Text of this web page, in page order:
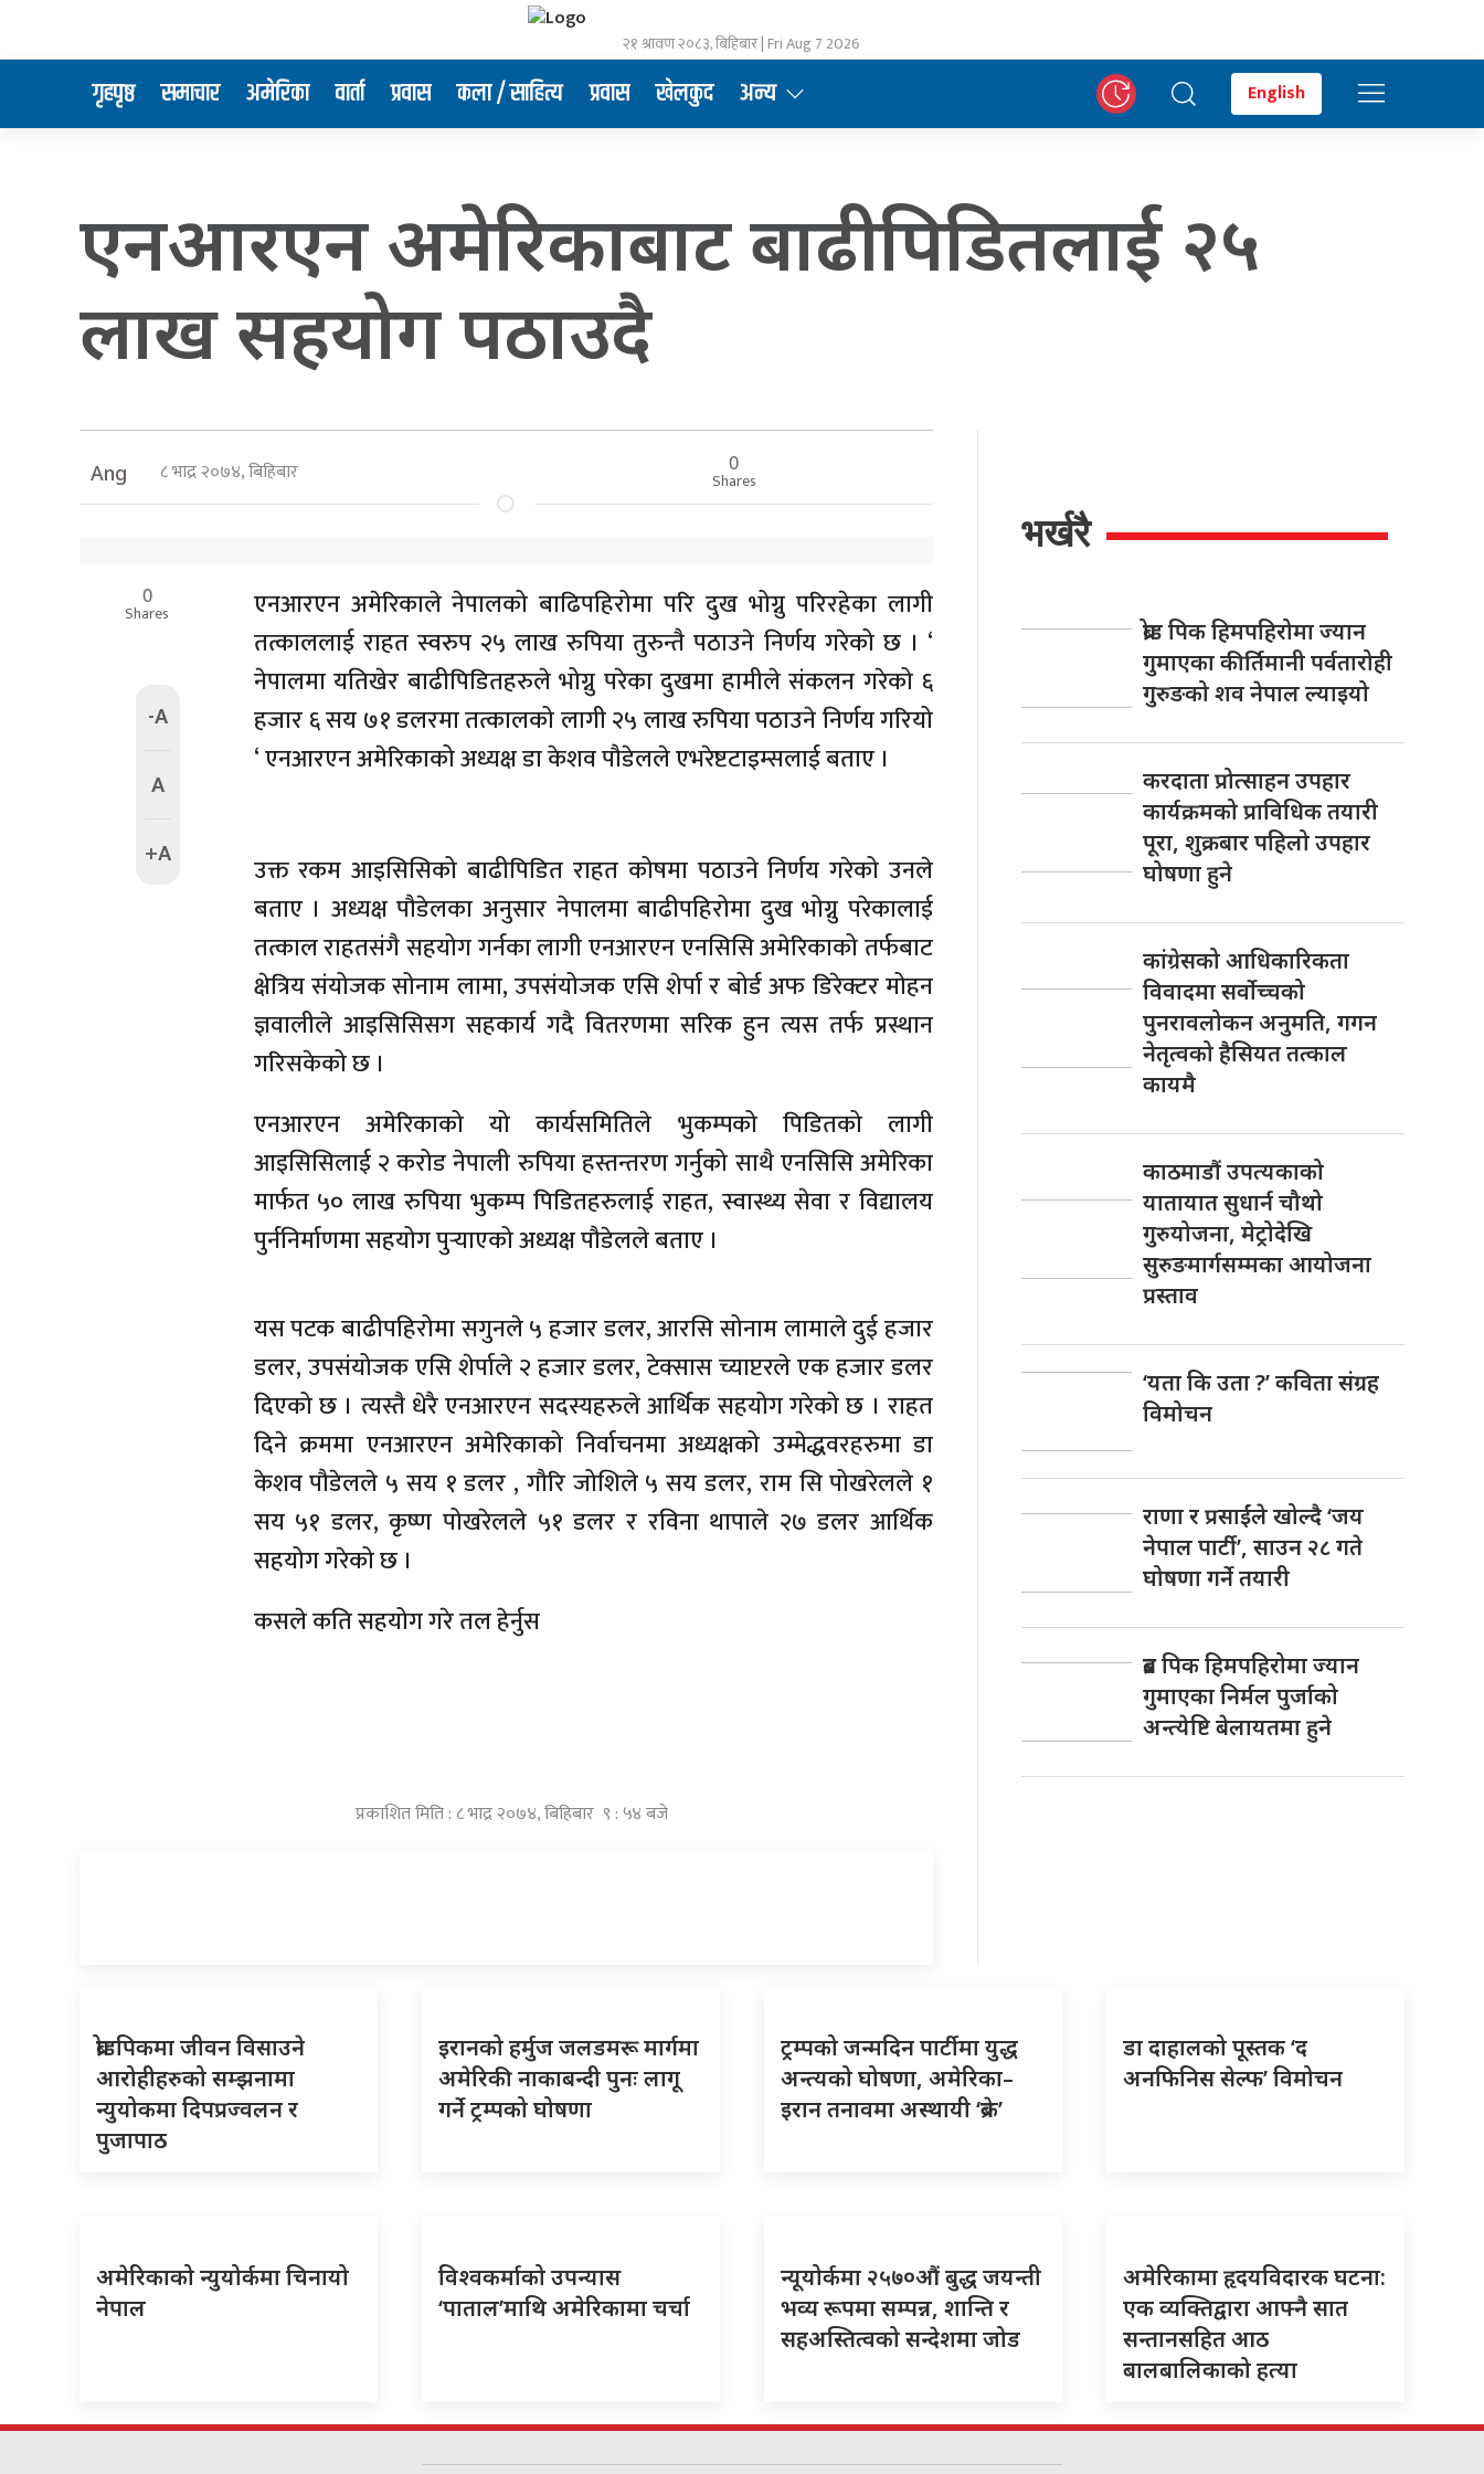
२१ श्रावण २०८३, बिहिबार | Fri Aug 7 2026
गृहपृष्ठ समाचार अमेरिका वार्ता प्रवास कला / साहित्य प्रवास खेलकुद अन्य English
एनआरएन अमेरिकाबाट बाढीपिडितलाई २५
लाख सहयोग पठाउदै
Ang ८ भाद्र २०७४, बिहिबार 0
Shares
0
Shares
-A
A
+A
एनआरएन अमेरिकाले नेपालको बाढिपहिरोमा परि दुख भोग्नु परिरहेका लागी
तत्काललाई राहत स्वरुप २५ लाख रुपिया तुरुन्तै पठाउने निर्णय गरेको छ । ‘
नेपालमा यतिखेर बाढीपिडितहरुले भोग्नु परेका दुखमा हामीले संकलन गरेको ६
हजार ६ सय ७१ डलरमा तत्कालको लागी २५ लाख रुपिया पठाउने निर्णय गरियो
‘ एनआरएन अमेरिकाको अध्यक्ष डा केशव पौडेलले एभरेष्टटाइम्सलाई बताए ।
उक्त रकम आइसिसिको बाढीपिडित राहत कोषमा पठाउने निर्णय गरेको उनले
बताए । अध्यक्ष पौडेलका अनुसार नेपालमा बाढीपहिरोमा दुख भोग्नु परेकालाई
तत्काल राहतसंगै सहयोग गर्नका लागी एनआरएन एनसिसि अमेरिकाको तर्फबाट
क्षेत्रिय संयोजक सोनाम लामा, उपसंयोजक एसि शेर्पा र बोर्ड अफ डिरेक्टर मोहन
ज्ञवालीले आइसिसिसग सहकार्य गदै वितरणमा सरिक हुन त्यस तर्फ प्रस्थान
गरिसकेको छ ।
एनआरएन अमेरिकाको यो कार्यसमितिले भुकम्पको पिडितको लागी
आइसिसिलाई २ करोड नेपाली रुपिया हस्तन्तरण गर्नुको साथै एनसिसि अमेरिका
मार्फत ५० लाख रुपिया भुकम्प पिडितहरुलाई राहत, स्वास्थ्य सेवा र विद्यालय
पुर्ननिर्माणमा सहयोग पुर्‍याएको अध्यक्ष पौडेलले बताए ।
यस पटक बाढीपहिरोमा सगुनले ५ हजार डलर, आरसि सोनाम लामाले दुई हजार
डलर, उपसंयोजक एसि शेर्पाले २ हजार डलर, टेक्सास च्याप्टरले एक हजार डलर
दिएको छ । त्यस्तै धेरै एनआरएन सदस्यहरुले आर्थिक सहयोग गरेको छ । राहत
दिने क्रममा एनआरएन अमेरिकाको निर्वाचनमा अध्यक्षको उम्मेद्धवरहरुमा डा
केशव पौडेलले ५ सय १ डलर , गौरि जोशिले ५ सय डलर, राम सि पोखरेलले १
सय ५१ डलर, कृष्ण पोखरेलले ५१ डलर र रविना थापाले २७ डलर आर्थिक
सहयोग गरेको छ ।
कसले कति सहयोग गरे तल हेर्नुस
प्रकाशित मिति : ८ भाद्र २०७४, बिहिबार ९ : ५४ बजे
भर्खरै
ब्रोड पिक हिमपहिरोमा ज्यान
गुमाएका कीर्तिमानी पर्वतारोही
गुरुङको शव नेपाल ल्याइयो
करदाता प्रोत्साहन उपहार
कार्यक्रमको प्राविधिक तयारी
पूरा, शुक्रबार पहिलो उपहार
घोषणा हुने
कांग्रेसको आधिकारिकता
विवादमा सर्वोच्चको
पुनरावलोकन अनुमति, गगन
नेतृत्वको हैसियत तत्काल
कायमै
काठमाडौं उपत्यकाको
यातायात सुधार्न चौथो
गुरुयोजना, मेट्रोदेखि
सुरुङमार्गसम्मका आयोजना
प्रस्ताव
‘यता कि उता ?’ कविता संग्रह
विमोचन
राणा र प्रसाईंले खोल्दै ‘जय
नेपाल पार्टी’, साउन २८ गते
घोषणा गर्ने तयारी
ब्रड पिक हिमपहिरोमा ज्यान
गुमाएका निर्मल पुर्जाको
अन्त्येष्टि बेलायतमा हुने
ब्रोडपिकमा जीवन विसाउने
आरोहीहरुको सम्झनामा
न्युयोकमा दिपप्रज्वलन र
पुजापाठ
इरानको हर्मुज जलडमरू मार्गमा
अमेरिकी नाकाबन्दी पुनः लागू
गर्ने ट्रम्पको घोषणा
ट्रम्पको जन्मदिन पार्टीमा युद्ध
अन्त्यको घोषणा, अमेरिका–
इरान तनावमा अस्थायी ‘ब्रेक’
डा दाहालको पूस्तक ‘द
अनफिनिस सेल्फ’ विमोचन
अमेरिकाको न्युयोर्कमा चिनायो
नेपाल
विश्वकर्माको उपन्यास
‘पाताल’माथि अमेरिकामा चर्चा
न्यूयोर्कमा २५७०औं बुद्ध जयन्ती
भव्य रूपमा सम्पन्न, शान्ति र
सहअस्तित्वको सन्देशमा जोड
अमेरिकामा हृदयविदारक घटना:
एक व्यक्तिद्वारा आफ्नै सात
सन्तानसहित आठ
बालबालिकाको हत्या